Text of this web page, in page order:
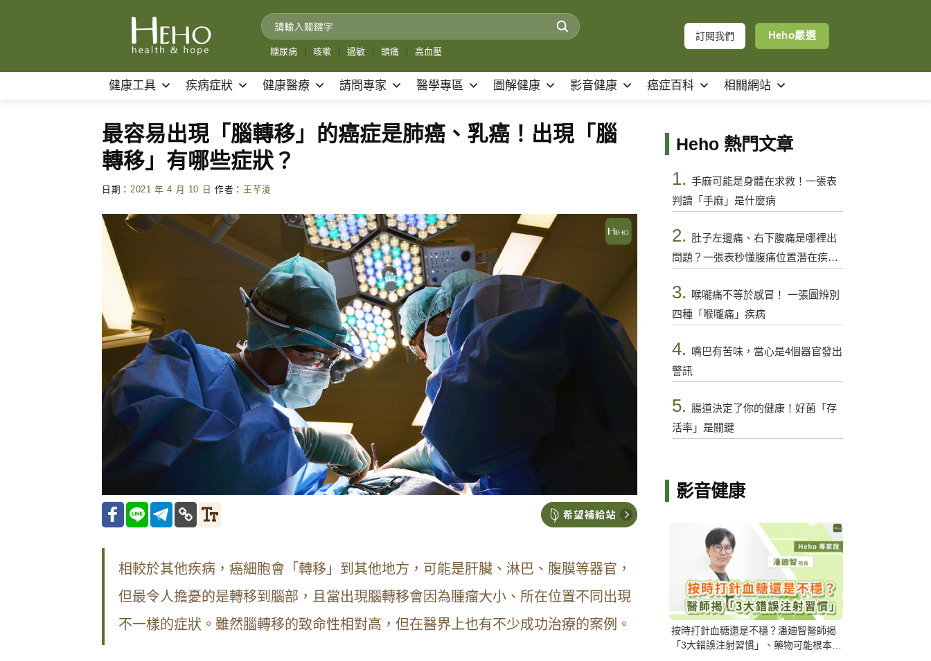
糖尿病 咳嗽 過敏 頭痛 高血壓
訂閱我們 Heho嚴選
健康工具 疾病症狀 健康醫療 請問專家 醫學專區 圖解健康 影音健康 癌症百科 相關網站
最容易出現「腦轉移」的癌症是肺癌、乳癌！出現「腦
轉移」有哪些症狀？
日期： 2021 年 4 月 10 日 作者： 王芊淩
相較於其他疾病，癌細胞會「轉移」到其他地方，可能是肝臟、淋巴、腹膜等器官，
但最令人擔憂的是轉移到腦部，且當出現腦轉移會因為腫瘤大小、所在位置不同出現
不一樣的症狀。雖然腦轉移的致命性相對高，但在醫界上也有不少成功治療的案例。
Heho 熱門文章
1. 手麻可能是身體在求救！一張表
判讀「手麻」是什麼病
2. 肚子左邊痛、右下腹痛是哪裡出
問題？一張表秒懂腹痛位置潛在疾病
3.
喉嚨痛不等於感冒！ 一張圖辨別
四種「喉嚨痛」疾病
4. 嘴巴有苦味，當心是4個器官發出
警訊
5. 腸道決定了你的健康！好菌「存
活率」是關鍵
影音健康
按時打針血糖還是不穩？潘廸智醫師揭
「3大錯誤注射習慣」、藥物可能根本沒